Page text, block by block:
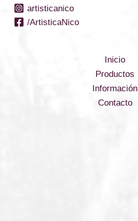
artisticanico
/ArtisticaNico
Inicio
Productos
Información
Contacto